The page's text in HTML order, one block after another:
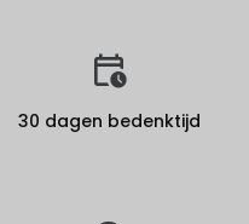
30 dagen bedenktijd